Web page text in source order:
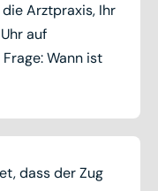
Arztpraxis, Ihr
auf
Wann ist
dass der Zug